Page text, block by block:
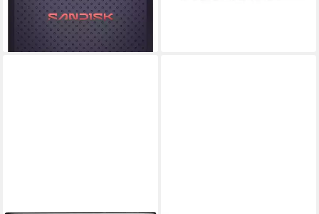
13,67 €mtl. in 24 Raten
-6%
lieferbar - in 3-4 Werktagen bei dir